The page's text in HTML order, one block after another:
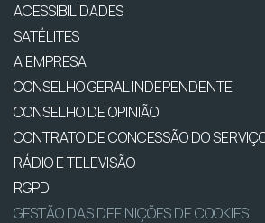
ACESSIBILIDADES
SATÉLITES
A EMPRESA
CONSELHO GERAL INDEPENDENTE
CONSELHO DE OPINIÃO
CONTRATO DE CONCESSÃO DO
RÁDIO E TELEVISÃO
RGPD
GESTÃO DAS DEFINIÇÕES DE COOKIES